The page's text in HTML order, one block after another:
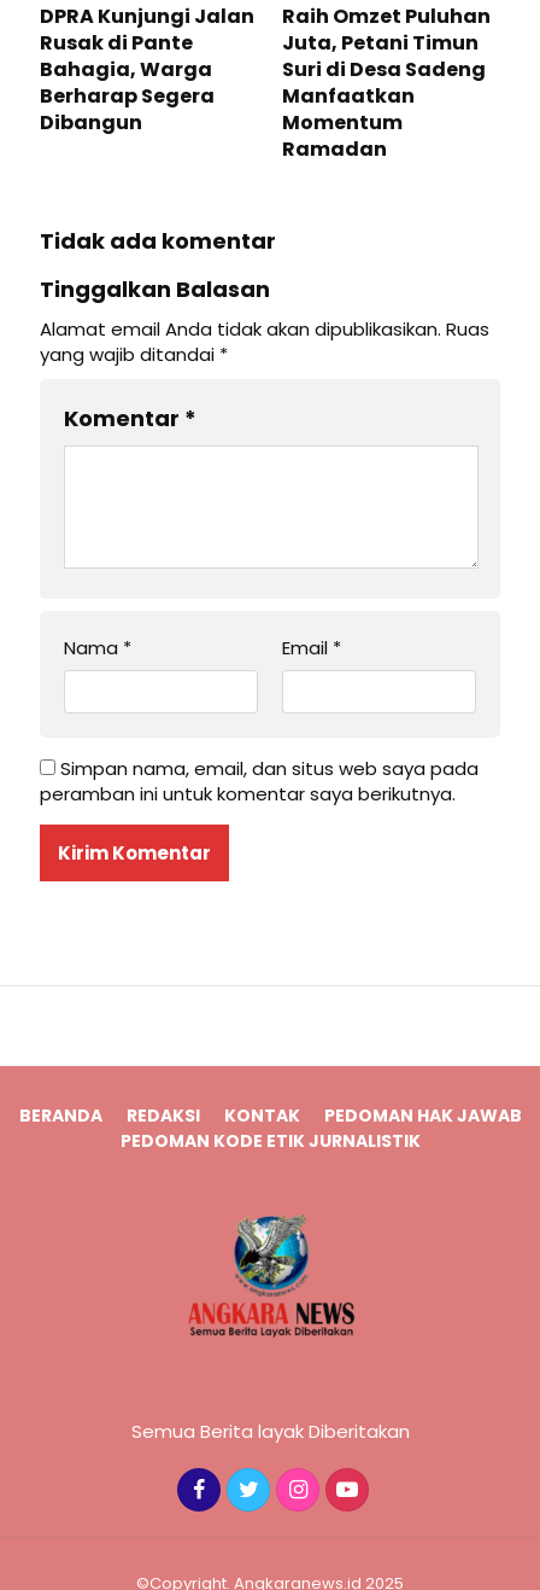
DPRA Kunjungi Jalan
Rusak di Pante
Bahagia, Warga
Berharap Segera
Dibangun
Raih Omzet Puluhan
Juta, Petani Timun
Suri di Desa Sadeng
Manfaatkan
Momentum
Ramadan
Tidak ada komentar
Tinggalkan Balasan
Alamat email Anda tidak akan dipublikasikan. Ruas
yang wajib ditandai *
Komentar *
Nama * Email *
Simpan nama, email, dan situs web saya pada
peramban ini untuk komentar saya berikutnya.
BERANDA REDAKSI KONTAK
PEDOMAN HAK JAWAB
PEDOMAN KODE ETIK JURNALISTIK
Semua Berita layak Diberitakan
©Copyright. Angkaranews.id 2025